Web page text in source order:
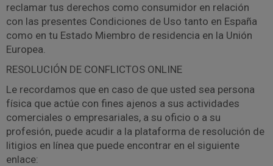
reclamar tus derechos como consumidor en relación
con las presentes Condiciones de Uso tanto en España
como en tu Estado Miembro de residencia en la Unión
Europea.
RESOLUCIÓN DE CONFLICTOS ONLINE
Le recordamos que en caso de que usted sea persona
física que actúe con fines ajenos a sus actividades
comerciales o empresariales, a su oficio o a su
profesión, puede acudir a la plataforma de resolución de
litigios en línea que puede encontrar en el siguiente
enlace: